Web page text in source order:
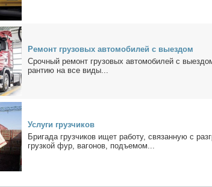
Ре­монт гру­зо­вых ав­то­мо­би­лей с вы­ез­дом
Сроч­ный ре­монт гру­зо­вых ав­то­мо­би­лей с
ран­тию на все ви­ды...
Услу­ги груз­чи­ков
Бри­га­да груз­чи­ков ищет ра­бо­ту, свя­зан­ную с
груз­кой фур, ва­го­нов, подъ­емом...